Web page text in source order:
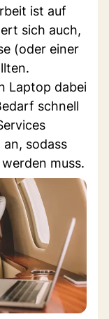
ist auf
sich auch,
(oder einer
Laptop dabei
schnell
sodass
muss.